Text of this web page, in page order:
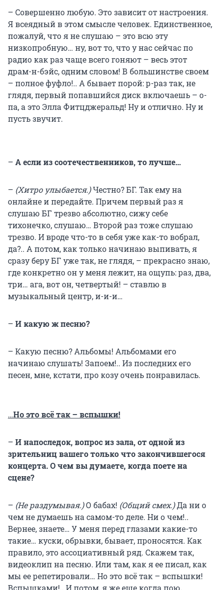
– Совершенно любую. Это зависит от настроения.
Я всеядный в этом смысле человек. Единственное,
пожалуй, что я не слушаю – это всю эту
низкопробную… ну, вот то, что у нас сейчас по
радио как раз чаще всего гоняют – весь этот
драм-н-бэйс, одним словом! В большинстве своем
– полное фуфло!.. А бывает порой: р-раз так, не
глядя, первый попавшийся диск включаешь – о-
па, а это Элла Фитцджеральд! Ну и отлично. Ну и
пусть звучит.
– А если из соотечественников, то лучше…
– (Хитро улыбается.)Честно? БГ. Так ему на
онлайне и передайте. Причем первый раз я
слушаю БГ трезво абсолютно, сижу себе
тихонечко, слушаю… Второй раз тоже слушаю
трезво. И вроде что-то в себя уже как-то вобрал,
да?.. А потом, как только начинаю выпивать, я
сразу беру БГ уже так, не глядя, – прекрасно знаю,
где конкретно он у меня лежит, на ощупь: раз, два,
три… ага, вот он, четвертый! – ставлю в
музыкальный центр, и-и-и…
– И какую ж песню?
– Какую песню? Альбомы! Альбомами его
начинаю слушать! Запоем!.. Из последних его
песен, мне, кстати, про козу очень понравилась.
…Но это всё так – вспышки!
– И напоследок, вопрос из зала, от одной из
зрительниц вашего только что закончившегося
концерта. О чем вы думаете, когда поете на
сцене?
– (Не раздумывая.)О бабах! (Общий смех.)Да ни о
чем не думаешь на самом-то деле. Ни о чем!..
Вернее, знаете… У меня перед глазами какие-то
такие… куски, обрывки, бывает, проносятся. Как
правило, это ассоциативный ряд. Скажем так,
видеоклип на песню. Или там, как я ее писал, как
мы ее репетировали… Но это всё так – вспышки!
Вспышками!.. И потом, я же еще когда пою,